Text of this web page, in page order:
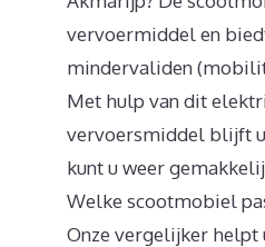
vervoermiddel en
mindervaliden
Met hulp van dit
vervoersmiddel blijft
kunt u weer
Welke scootmobiel
Onze vergelijker helpt